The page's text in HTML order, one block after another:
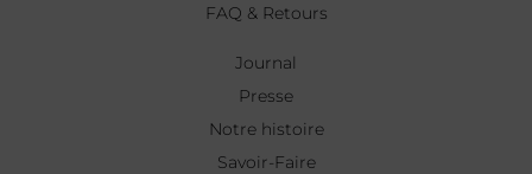
FAQ & Retours
Journal
Presse
Notre histoire
Savoir-Faire